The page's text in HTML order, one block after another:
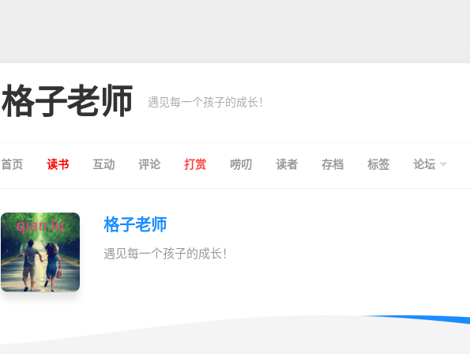
格子老师 遇见每一个孩子的成长！
首页 读书 互动 评论 打赏 唠叨 读者 存档 标签 论坛
格子老师
遇见每一个孩子的成长！